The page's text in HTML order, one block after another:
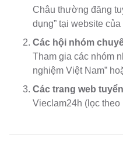
Châu thường đăng
dụng” tại website của
Các hội nhóm
Tham gia các nhóm
nghiệm Việt Nam”
Các trang web
Vieclam24h (lọc